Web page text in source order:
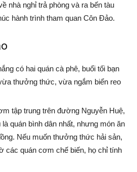
nhà nghỉ trả phòng và ra bến tàu
hành trình tham quan Côn Đảo.
có hai quán cà phê, buổi tối bạn
thưởng thức, vừa ngắm biển reo
tập trung trên đường Nguyễn Huệ,
quán bình dân nhất, nhưng món ăn
Nếu muốn thưởng thức hải sản,
các quán cơm chế biến, họ chỉ tính